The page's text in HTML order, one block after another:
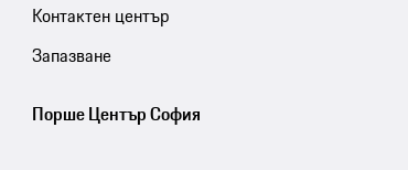
Контактен център
Запазване
Порше Център София